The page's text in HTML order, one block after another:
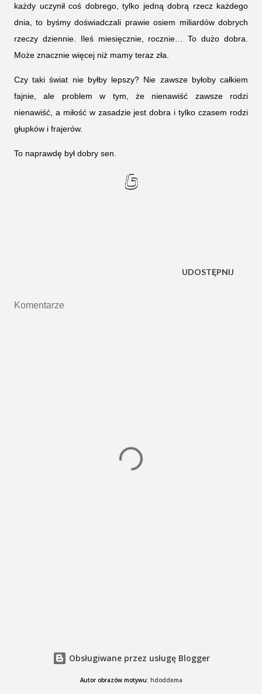
każdy uczynił coś dobrego, tylko jedną dobrą rzecz każdego
dnia, to byśmy doświadczali prawie osiem miliardów dobrych
rzeczy dziennie. Ileś miesięcznie, rocznie… To dużo dobra.
Może znacznie więcej niż mamy teraz zła.
Czy taki świat nie byłby lepszy? Nie zawsze byłoby całkiem
fajnie, ale problem w tym, że nienawiść zawsze rodzi
nienawiść, a miłość w zasadzie jest dobra i tylko czasem rodzi
głupków i frajerów.
To naprawdę był dobry sen.
UDOSTĘPNIJ
Komentarze
Obsługiwane przez usługę Blogger
Autor obrazów motywu: hdoddema